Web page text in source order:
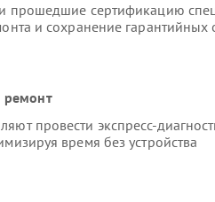
прошедшие сертификацию
и сохранение гарантийных
ремонт
провести экспресс-
время без устройства